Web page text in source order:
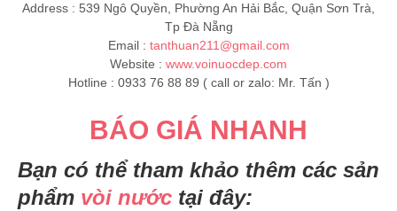
Address : 539 Ngô Quyền, Phường An Hải Bắc, Quận Sơn Trà,
Tp Đà Nẵng
Email : tanthuan211@gmail.com
Website : www.voinuocdep.com
Hotline : 0933 76 88 89 ( call or zalo: Mr. Tấn )
BÁO GIÁ NHANH
Bạn có thể tham khảo thêm các sản
phẩm vòi nước tại đây: